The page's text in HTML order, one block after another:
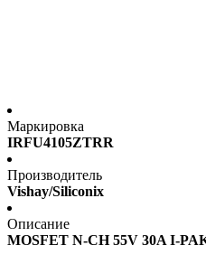
Маркировка
IRFU4105ZTRR
Производитель
Vishay/Siliconix
Описание
MOSFET N-CH 55V 30A I-